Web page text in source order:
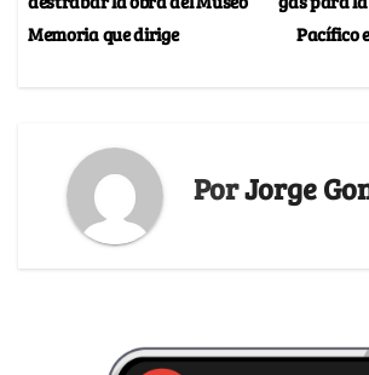
Pacífico
Memoria que dirige
PorJorge